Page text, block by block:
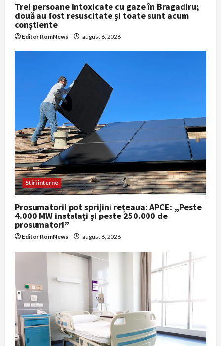
Trei persoane intoxicate cu gaze în Bragadiru;
două au fost resuscitate și toate sunt acum
conștiente
Editor RomNews august 6, 2026
Stiri interne
Prosumatorii pot sprijini rețeaua: APCE: „Peste
4.000 MW instalați și peste 250.000 de
prosumatori”
Editor RomNews august 6, 2026